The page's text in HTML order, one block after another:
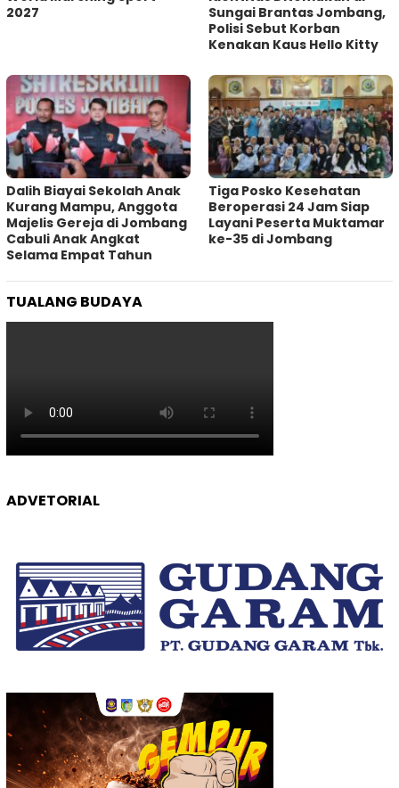
2027
Sungai Brantas Jombang,
Polisi Sebut Korban
Kenakan Kaus Hello Kitty
Dalih Biayai Sekolah Anak
Kurang Mampu, Anggota
Majelis Gereja di Jombang
Cabuli Anak Angkat
Selama Empat Tahun
Tiga Posko Kesehatan
Beroperasi 24 Jam Siap
Layani Peserta Muktamar
ke-35 di Jombang
TUALANG BUDAYA
ADVETORIAL